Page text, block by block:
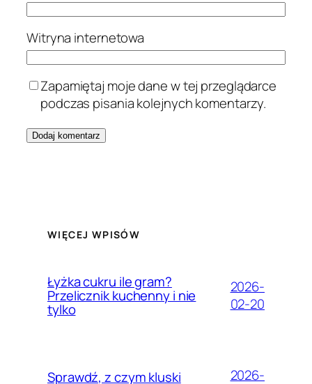
Witryna internetowa
Zapamiętaj moje dane w tej przeglądarce
podczas pisania kolejnych komentarzy.
WIĘCEJ WPISÓW
Łyżka cukru ile gram?
Przelicznik kuchenny i nie
tylko
2026-
02-20
Sprawdź, z czym kluski
2026-